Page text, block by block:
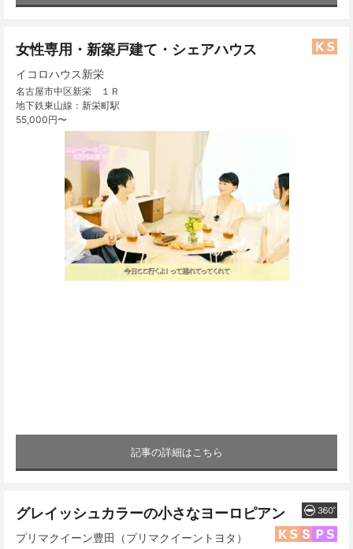
女性専用・新築戸建て・シェアハウス
イコロハウス新栄
名古屋市中区新栄 １Ｒ
地下鉄東山線：新栄町駅
55,000円〜
記事の詳細はこちら
グレイッシュカラーの小さなヨーロピアン
プリマクイーン豊田（プリマクイーントヨタ）